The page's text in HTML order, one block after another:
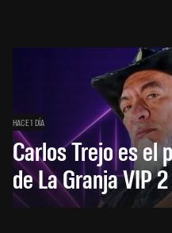
HACE 1 DÍA
Carlos Trejo es el
de La Granja VIP 2